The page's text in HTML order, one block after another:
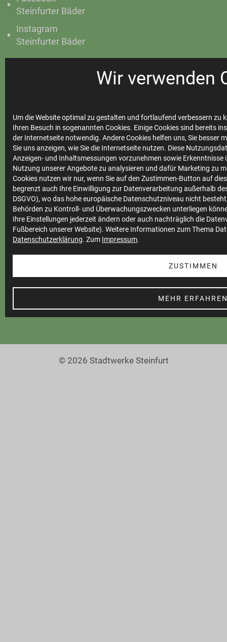
Wir verwenden
Um die Website optimal zu gestalten und fortlaufend verbessern
Ihren Besuch in sogenannten Cookies. Einige Cookies sind bereits
der Internetseite notwendig. Andere Cookies helfen uns, Sie besser
Sie uns anzeigen, wie Sie die Internetseite nutzen. Diese
Anzeigen- und Inhaltsmessungen vorzunehmen sowie Erkenntnisse
Nutzung unserer Angebote zu analysieren und dafür Marketing zu
Cookies nutzen wir nur, wenn Sie auf den Zustimmen-Button auf
begrenzt auch Ihre Einwilligung zur Datenverarbeitung außerhalb
DSGVO), wo das hohe europäische Datenschutzniveau nicht
Behörden zu Kontroll- und Überwachungszwecken unterliegen
Ihre Einstellungen jederzeit ändern oder auch nachträglich die
Fußbereich unserer Website). Weitere Informationen zum Thema
Datenschutzerklärung. Zum Impressum.
ZUSTIMMEN
MEHR
Steinfurter Bäder
Instagram
Steinfurter Bäder
Stadtwerke
Marktkommunikation
Vertrieb
Impressum
Datenschutz
Teilnahmebedingungen
Cookie Einstellungen
© 2026 Stadtwerke Steinfurt